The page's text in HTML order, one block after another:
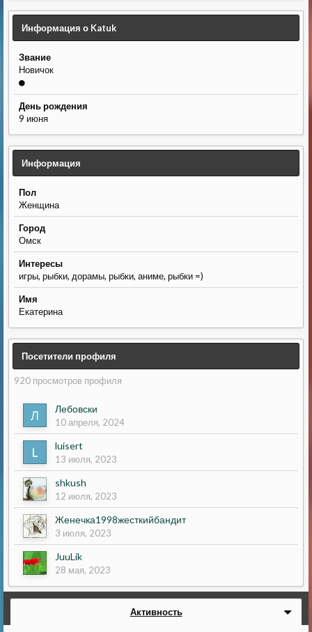
Информация о Katuk
Звание
Новичок
День рождения
9 июня
Информация
Пол
Женщина
Город
Омск
Интересы
игры, рыбки, дорамы, рыбки, аниме, рыбки =)
Имя
Екатерина
Посетители профиля
920 просмотров профиля
Лебовски
10 апреля, 2024
luisert
13 июля, 2023
shkush
12 июля, 2023
Женечка1998жесткийбандит
3 июля, 2023
JuuLik
28 мая, 2023
Активность